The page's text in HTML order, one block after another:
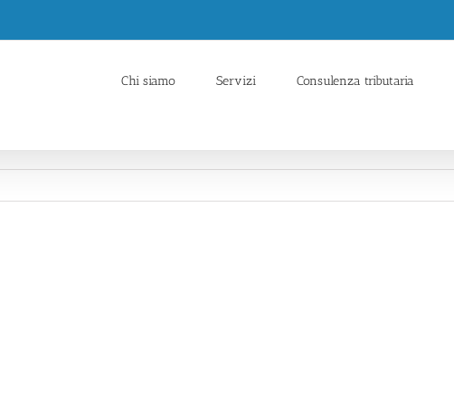
Chi siamo Servizi Consulenza tributaria